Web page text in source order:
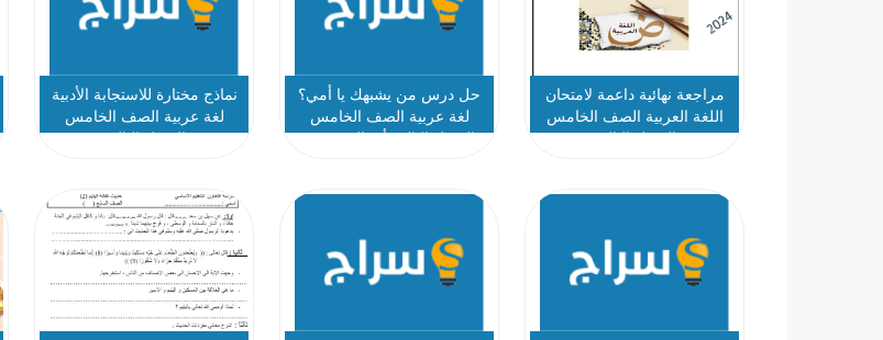
مراجعة نهائية داعمة لامتحان
اللغة العربية الصف الخامس
الفصل الثالث
حل درس من يشبهك يا أمي؟
لغة عربية الصف الخامس
الفصل الثالث أ منال محمود
نماذج مختارة للاستجابة الأدبية
لغة عربية الصف الخامس
الفصل الثالث